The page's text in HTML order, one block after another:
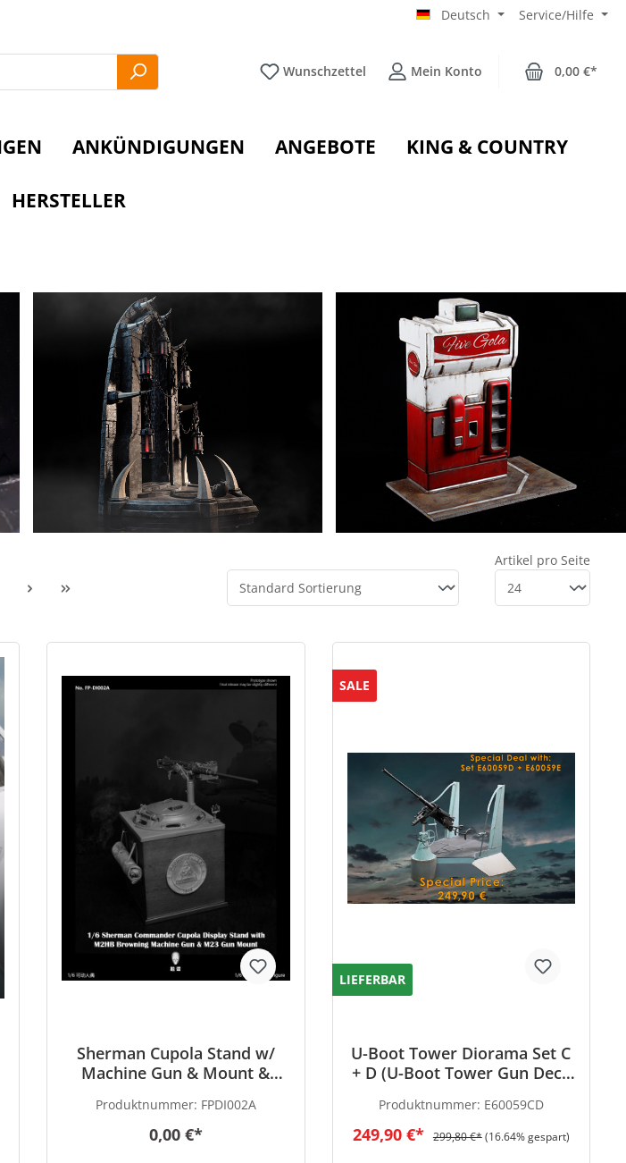
Deutsch Service/Hilfe
Wunschzettel Mein Konto 0,00 €*
ANKÜNDIGUNGEN ANGEBOTE KING & COUNTRY
HERSTELLER
Artikel pro Seite
Sherman Cupola Stand w/
Machine Gun & Mount &
Product – in 1/6 scale
Produktnummer: FPDI002A
0,00 €*
SALE
LIEFERBAR
U-Boot Tower Diorama Set C
+ D (U-Boot Tower Gun Deck
Produktnummer: E60059CD
249,90 €* 299,80 €*(16.64% gespart)